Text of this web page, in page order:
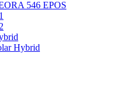
546 EPOS
Hybrid